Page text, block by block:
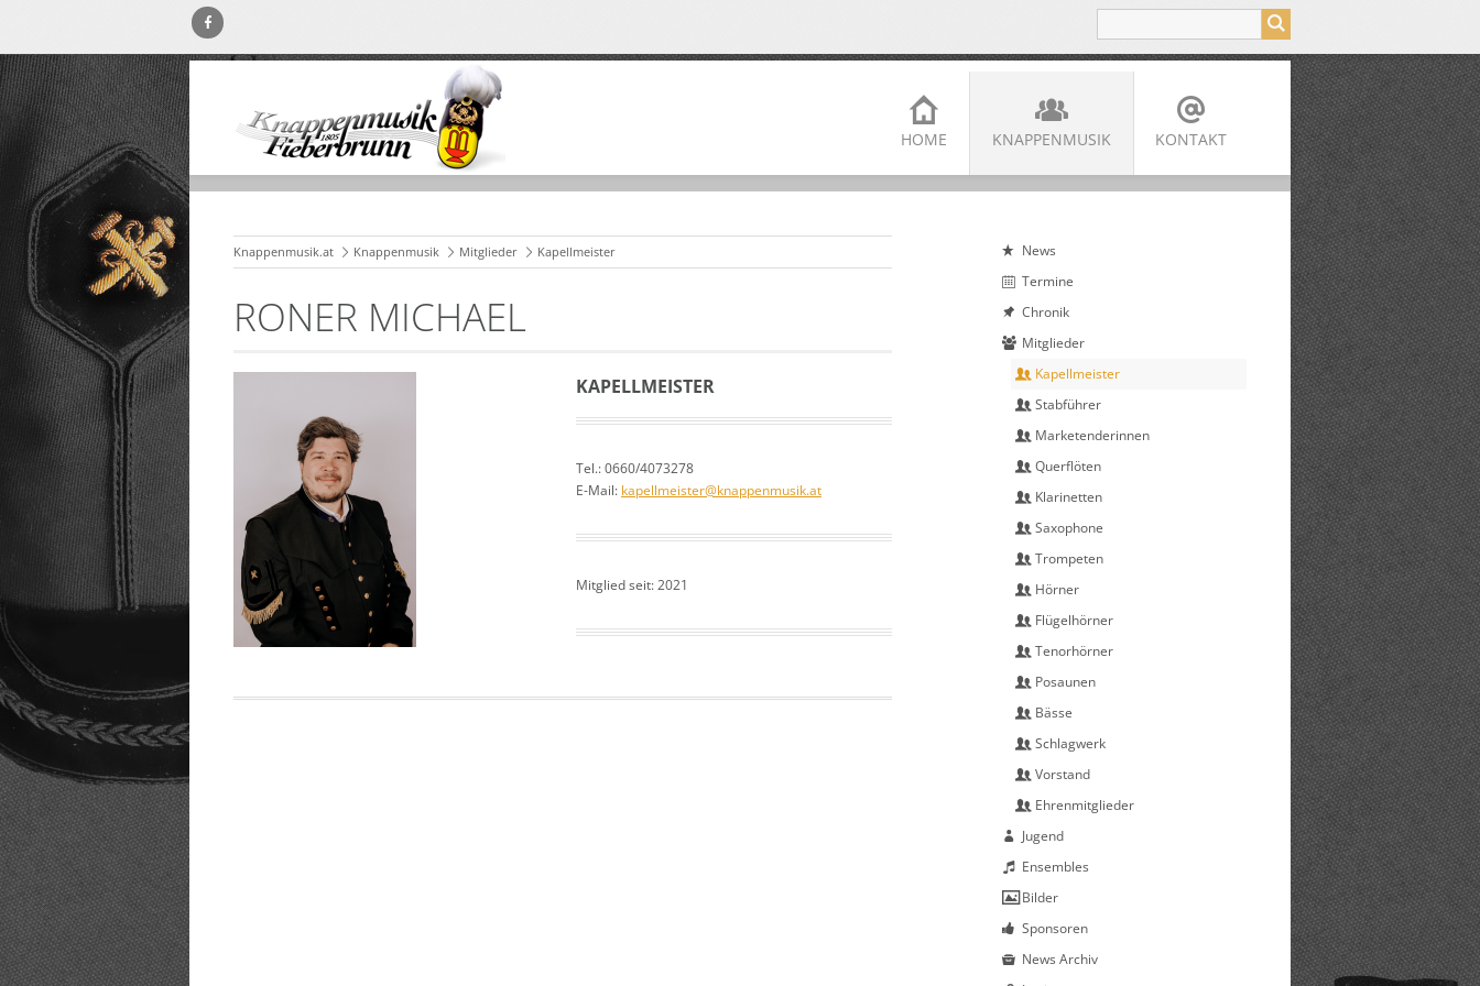
HOME KNAPPENMUSIK KONTAKT
Knappenmusik.at Knappenmusik Mitglieder Kapellmeister
RONER MICHAEL
KAPELLMEISTER
Tel.: 0660/4073278
E-Mail: kapellmeister@knappenmusik.at
Mitglied seit: 2021
News
Termine
Chronik
Mitglieder
Kapellmeister
Stabführer
Marketenderinnen
Querflöten
Klarinetten
Saxophone
Trompeten
Hörner
Flügelhörner
Tenorhörner
Posaunen
Bässe
Schlagwerk
Vorstand
Ehrenmitglieder
Jugend
Ensembles
Bilder
Sponsoren
News Archiv